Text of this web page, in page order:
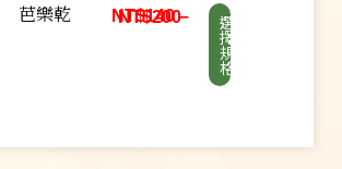
芭樂乾 NT$140–
NT$200 選
擇
規
格